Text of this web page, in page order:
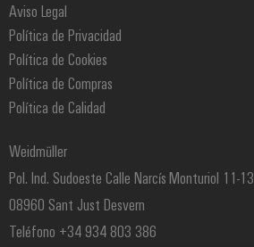
Aviso Legal
Política de Privacidad
Política de Cookies
Política de Compras
Política de Calidad
Weidmüller
Pol. Ind. Sudoeste Calle Narcís Monturiol 11-13
08960 Sant Just Desvern
Teléfono +34 934 803 386